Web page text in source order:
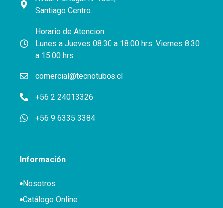
Santiago Centro.
Horario de Atencion:
Lunes a Jueves 08:30 a 18:00 hrs. Viernes 8:30
a 15:00 hrs
comercial@tecnotubos.cl
+56 2 24013326
+56 9 6335 3384
Información
Nosotros
Catálogo Online